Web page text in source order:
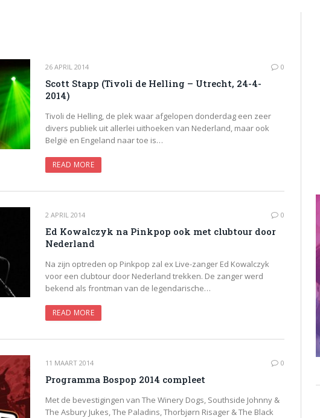
26 APRIL 2014 0
Scott Stapp (Tivoli de Helling – Utrecht, 24-4-
2014)
Tivoli de Helling, de plek waar afgelopen donderdag een zeer
divers publiek uit allerlei uithoeken van Nederland, maar ook
België en Engeland naar toe is…
READ MORE
2 APRIL 2014 0
Ed Kowalczyk na Pinkpop ook met clubtour door
Nederland
Na zijn optreden op Pinkpop zal ex Live-zanger Ed Kowalczyk
voor een clubtour door Nederland trekken. De zanger werd
bekend als frontman van de legendarische…
READ MORE
11 MAART 2014 0
Programma Bospop 2014 compleet
Met de bevestigingen van The Winery Dogs, Southside Johnny &
The Asbury Jukes, The Paladins, Thorbjørn Risager & The Black